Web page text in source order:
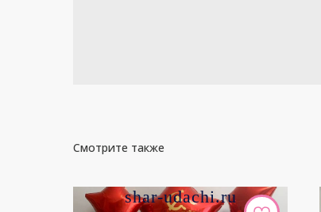
Смотрите также
shar-udachi.ru